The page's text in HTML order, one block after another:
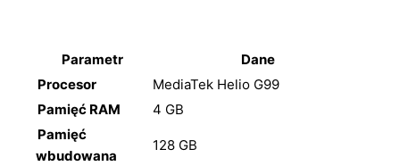
Parametr
Dane
Procesor
MediaTek Helio G99
Pamięć RAM
4 GB
Pamięć
wbudowana
128 GB